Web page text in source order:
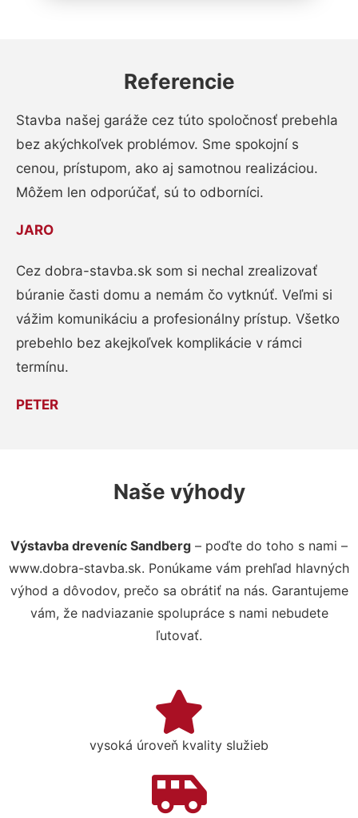
Referencie
Stavba našej garáže cez túto spoločnosť prebehla
bez akýchkoľvek problémov. Sme spokojní s
cenou, prístupom, ako aj samotnou realizáciou.
Môžem len odporúčať, sú to odborníci.
JARO
Cez dobra-stavba.sk som si nechal zrealizovať
búranie časti domu a nemám čo vytknúť. Veľmi si
vážim komunikáciu a profesionálny prístup. Všetko
prebehlo bez akejkoľvek komplikácie v rámci
termínu.
PETER
Naše výhody
Výstavba dreveníc Sandberg – poďte do toho s nami –
www.dobra-stavba.sk. Ponúkame vám prehľad hlavných
výhod a dôvodov, prečo sa obrátiť na nás. Garantujeme
vám, že nadviazanie spolupráce s nami nebudete
ľutovať.
vysoká úroveň kvality služieb